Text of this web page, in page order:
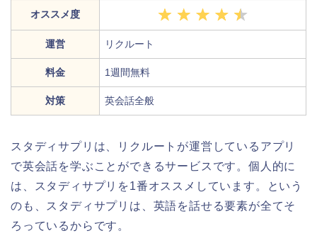
オススメ度
運営 リクルート
料金 1週間無料
対策 英会話全般
スタディサプリは、リクルートが運営しているアプリ
で英会話を学ぶことができるサービスです。個人的に
は、スタディサプリを1番オススメしています。という
のも、スタディサプリは、英語を話せる要素が全てそ
ろっているからです。